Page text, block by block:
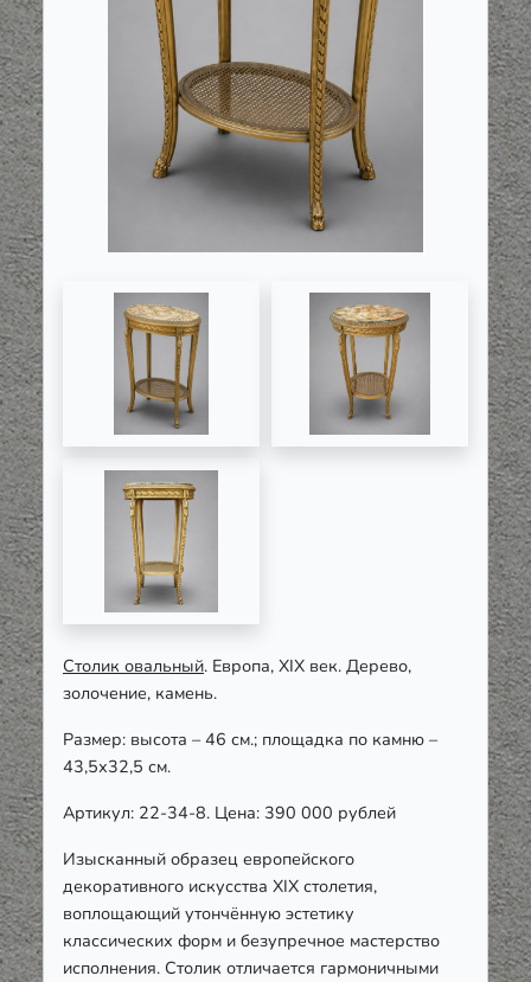
Столик овальный. Европа, XIX век. Дерево,
золочение, камень.
Размер: высота – 46 см.; площадка по камню –
43,5х32,5 см.
Артикул: 22-34-8. Цена: 390 000 рублей
Изысканный образец европейского
декоративного искусства XIX столетия,
воплощающий утончённую эстетику
классических форм и безупречное мастерство
исполнения. Столик отличается гармоничными